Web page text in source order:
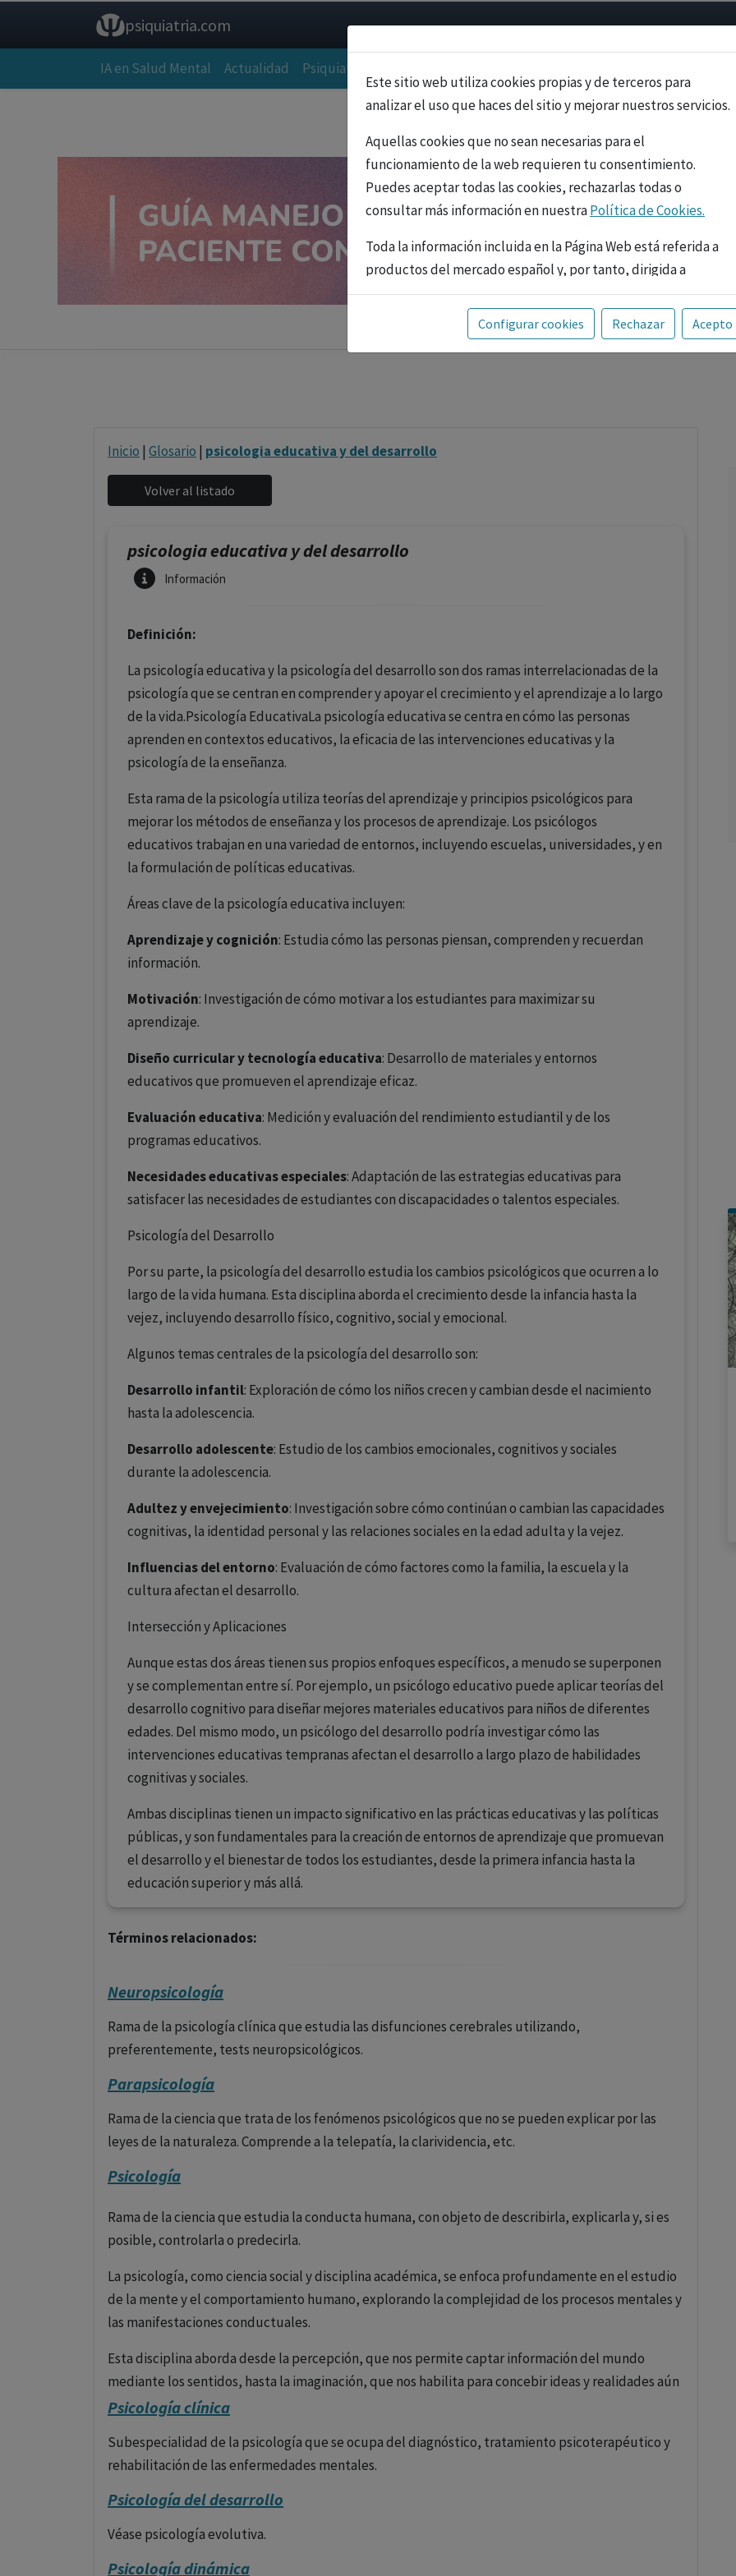
psiquiatria.com
IA en Salud Mental Actualidad Psiquiatría
Este sitio web utiliza cookies propias y de terceros para
analizar el uso que haces del sitio y mejorar nuestros servicios.
Aquellas cookies que no sean necesarias para el
funcionamiento de la web requieren tu consentimiento.
Puedes aceptar todas las cookies, rechazarlas todas o
consultar más información en nuestraPolítica de Cookies.
Toda la información incluida en la Página Web está referida a
productos del mercado español y, por tanto, dirigida a
profesionales sanitarios legalmente facultados para
prescribir o dispensar medicamentos con ejercicio
profesional. La información técnica de los fármacos se facilita
Configurar cookies Rechazar Acepto
Inicio | Glosario | psicologia educativa y del desarrollo
psicologia educativa y del desarrollo
Información
Definición:
La psicología educativa y la psicología del desarrollo son dos ramas interrelacionadas de la
psicología que se centran en comprender y apoyar el crecimiento y el aprendizaje a lo largo
de la vida.Psicología EducativaLa psicología educativa se centra en cómo las personas
aprenden en contextos educativos, la eficacia de las intervenciones educativas y la
psicología de la enseñanza.
Esta rama de la psicología utiliza teorías del aprendizaje y principios psicológicos para
mejorar los métodos de enseñanza y los procesos de aprendizaje. Los psicólogos
educativos trabajan en una variedad de entornos, incluyendo escuelas, universidades, y en
la formulación de políticas educativas.
Áreas clave de la psicología educativa incluyen:
Aprendizaje y cognición: Estudia cómo las personas piensan, comprenden y recuerdan
información.
Motivación: Investigación de cómo motivar a los estudiantes para maximizar su
aprendizaje.
Diseño curricular y tecnología educativa: Desarrollo de materiales y entornos
educativos que promueven el aprendizaje eficaz.
Evaluación educativa: Medición y evaluación del rendimiento estudiantil y de los
programas educativos.
Necesidades educativas especiales: Adaptación de las estrategias educativas para
satisfacer las necesidades de estudiantes con discapacidades o talentos especiales.
Psicología del Desarrollo
Por su parte, la psicología del desarrollo estudia los cambios psicológicos que ocurren a lo
largo de la vida humana. Esta disciplina aborda el crecimiento desde la infancia hasta la
vejez, incluyendo desarrollo físico, cognitivo, social y emocional.
Algunos temas centrales de la psicología del desarrollo son:
Desarrollo infantil: Exploración de cómo los niños crecen y cambian desde el nacimiento
hasta la adolescencia.
Desarrollo adolescente: Estudio de los cambios emocionales, cognitivos y sociales
durante la adolescencia.
Adultez y envejecimiento: Investigación sobre cómo continúan o cambian las capacidades
cognitivas, la identidad personal y las relaciones sociales en la edad adulta y la vejez.
Influencias del entorno: Evaluación de cómo factores como la familia, la escuela y la
cultura afectan el desarrollo.
Intersección y Aplicaciones
Aunque estas dos áreas tienen sus propios enfoques específicos, a menudo se superponen
y se complementan entre sí. Por ejemplo, un psicólogo educativo puede aplicar teorías del
desarrollo cognitivo para diseñar mejores materiales educativos para niños de diferentes
edades. Del mismo modo, un psicólogo del desarrollo podría investigar cómo las
intervenciones educativas tempranas afectan el desarrollo a largo plazo de habilidades
cognitivas y sociales.
Ambas disciplinas tienen un impacto significativo en las prácticas educativas y las políticas
públicas, y son fundamentales para la creación de entornos de aprendizaje que promuevan
el desarrollo y el bienestar de todos los estudiantes, desde la primera infancia hasta la
educación superior y más allá.
Términos relacionados:
Neuropsicología
Rama de la psicología clínica que estudia las disfunciones cerebrales utilizando,
preferentemente, tests neuropsicológicos.
Parapsicología
Rama de la ciencia que trata de los fenómenos psicológicos que no se pueden explicar por las
leyes de la naturaleza. Comprende a la telepatía, la clarividencia, etc.
Psicología
Rama de la ciencia que estudia la conducta humana, con objeto de describirla, explicarla y, si es
posible, controlarla o predecirla.
La psicología, como ciencia social y disciplina académica, se enfoca profundamente en el estudio
de la mente y el comportamiento humano, explorando la complejidad de los procesos mentales y
las manifestaciones conductuales.
Esta disciplina aborda desde la percepción, que nos permite captar información del mundo
mediante los sentidos, hasta la imaginación, que nos habilita para concebir ideas y realidades aún
no existentes.
La psicología se interesa por cómo procesamos y analizamos la información (pensamiento), cómo
somos conscientes de nosotros mismos y nuestro entorno (conciencia), cómo guardamos y
qué nos motiva a actuar y alcanzar nuestras metas.
Además, la psicología se adentra en el estudio de la personalidad, es decir, aquellos patrones
únicos de pensamiento, emoción y comportamiento que definen a cada individuo, haciendo
Psicología clínica
Subespecialidad de la psicología que se ocupa del diagnóstico, tratamiento psicoterapéutico y
rehabilitación de las enfermedades mentales.
Psicología del desarrollo
Véase psicología evolutiva.
Psicología dinámica